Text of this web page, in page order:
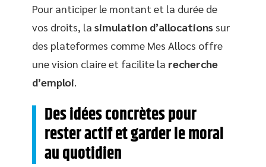
Pour anticiper le montant et la durée de
vos droits, la simulation d’allocations sur
des plateformes comme Mes Allocs offre
une vision claire et facilite la recherche
d’emploi.
Des idées concrètes pour
rester actif et garder le moral
au quotidien